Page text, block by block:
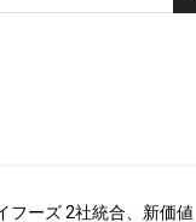
フーズ 2社統合、新価値